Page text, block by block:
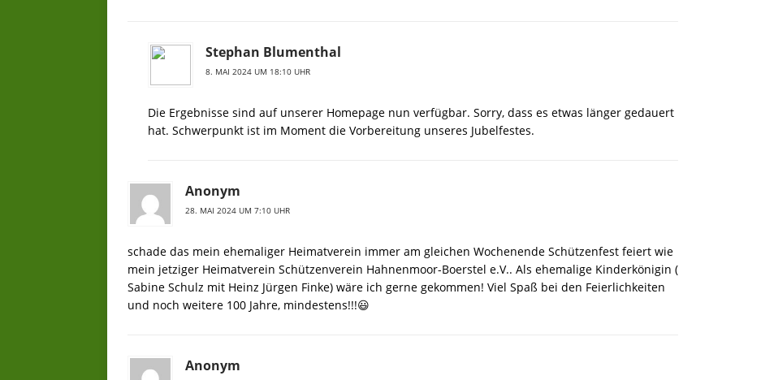
Stephan Blumenthal
8. MAI 2024 UM 18:10 UHR
Die Ergebnisse sind auf unserer Homepage nun verfügbar. Sorry, dass es etwas länger gedauert
hat. Schwerpunkt ist im Moment die Vorbereitung unseres Jubelfestes.
Anonym
28. MAI 2024 UM 7:10 UHR
schade das mein ehemaliger Heimatverein immer am gleichen Wochenende Schützenfest feiert wie
mein jetziger Heimatverein Schützenverein Hahnenmoor-Boerstel e.V.. Als ehemalige Kinderkönigin (
Sabine Schulz mit Heinz Jürgen Finke) wäre ich gerne gekommen! Viel Spaß bei den Feierlichkeiten
und noch weitere 100 Jahre, mindestens!!!😃
Anonym